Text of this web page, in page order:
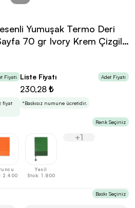
belirleyebilirsin.
en uygun fiyatlarla
uzman ekibimiz
Adıma İlerle
Yumuşak Termo Deri
70 gr Ivory Krem Çizgili
Fiyatı
fiyat
Liste Fiyatı Adet Fiyatı
230,28 ₺
*Baskısız numune ücretidir.
Renk Seçiniz
2.400
Yesil
Stok: 1.800
+1
Baskı Seçiniz